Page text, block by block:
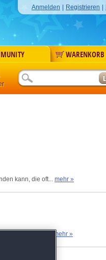
Anmelden Registrieren
WARENKORB
kann, die oft... mehr »
hat eine gute...
mehr »